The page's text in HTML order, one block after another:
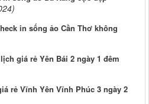
in sống ảo Cần Thơ không
giá rẻ Yên Bái 2 ngày 1 đêm
rẻ Vĩnh Yên Vĩnh Phúc 3 ngày 2